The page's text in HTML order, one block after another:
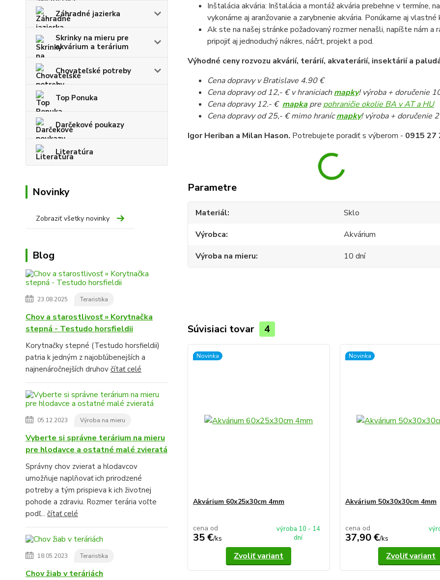
Záhradné jazierka
Skrinky na mieru pre
akvárium a terárium
Chovateľské potreby
Top Ponuka
Darčekové poukazy
Literatúra
Novinky
Zobraziť všetky novinky
Blog
23.08.2025 Teraristika
Chov a starostlivosť » Korytnačka
stepná - Testudo horsfieldii
Korytnačky stepné (Testudo horsfieldii)
patria k jedným z najobľúbenejších a
najnenáročnejších druhov čítať celé
05.12.2023 Výroba na mieru
Vyberte si správne terárium na mieru
pre hlodavce a ostatné malé zvieratá
Správny chov zvierat a hlodavcov
umožňuje naplňovať ich prirodzené
potreby a tým prispieva k ich životnej
pohode a zdraviu. Rozmer terária voľte
podľ... čítať celé
18.05.2023 Teraristika
Chov žiab v teráriách
Inštalácia akvária: Inštalácia a montáž akvária prebehne v termíne,
vykonáme aj aranžovanie a zarybnenie akvária. Ponúkame aj
Ak ste na našej stránke požadovaný rozmer nenašli, napíšte nám
pripojiť aj jednoduchý nákres, náčrt, projekt a pod.
Výhodné ceny rozvozu akvárií, terárií, akvaterárií, insektárií a
Cena dopravy v Bratislave 4.90 €
Cena dopravy od 12,- € v hraniciachmapky! výroba + doručenie
Cena dopravy 12.- € mapkapre pohraničie okolie BA v AT a HU
Cena dopravy od 25,- € mimo hranícmapky! výroba + doručenie
Igor Heriban a Milan Hason. Potrebujete poradiť s výberom - 0915 27
Parametre
Materiál
Sklo
Výrobca
Akvárium
Výroba na mieru
10 dní
Súvisiaci tovar 4
Novinka
Akvárium 60x25x30cm 4mm
cena od
35 €/ks
výroba 10 - 14
dní
Zvoliť variant
Novinka
Akvárium 50x30x30cm 4mm
cena od
37,90 €/ks
Zvoliť variant